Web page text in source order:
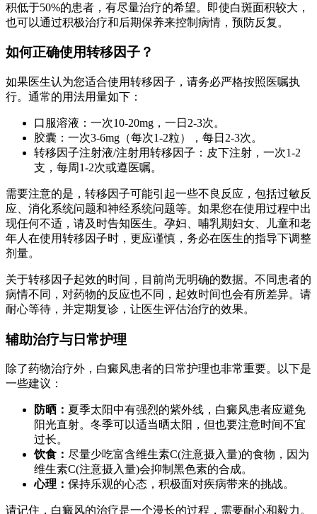
积低于50%的患者，有尽量治疗的希望。即使白斑面积较大，
也可以通过积极治疗和后期保养来控制病情，预防反复。
如何正确使用转移因子？
如果医生认为您适合使用转移因子，请务必严格按照医嘱执
行。通常的用法用量如下：
口服溶液：一次10-20mg，一日2-3次。
胶囊：一次3-6mg（每次1-2粒），每日2-3次。
转移因子注射液/注射用转移因子：皮下注射，一次1-2
支，每周1-2次或遵医嘱。
需要注意的是，转移因子可能引起一些不良反应，包括过敏反
应、消化系统问题和神经系统问题等。如果您在使用过程中出
现任何不适，请及时告知医生。孕妇、哺乳期妇女、儿童和老
年人在使用转移因子时，更应谨慎，务必在医生的指导下调整
剂量。
关于转移因子起效的时间，目前尚无明确的数据。不同患者的
病情不同，对药物的反应也不同，起效时间也会有所差异。请
耐心等待，并定期复诊，让医生评估治疗的效果。
辅助治疗与日常护理
除了药物治疗外，白癜风患者的日常护理也非常重要。以下是
一些建议：
防晒： 夏季太阳中有强烈的紫外线，白癜风患者应避免
阳光直射。冬季可以适当晒太阳，但也要注意时间不宜
过长。
饮食： 尽量少吃富含维生素C(注意摄入量)的食物，因为
维生素C(注意摄入量)会抑制黑色素的合成。
心理： 保持乐观的心态，积极面对疾病带来的挑战。
请记住，白癜风的治疗是一个漫长的过程，需要耐心和毅力。